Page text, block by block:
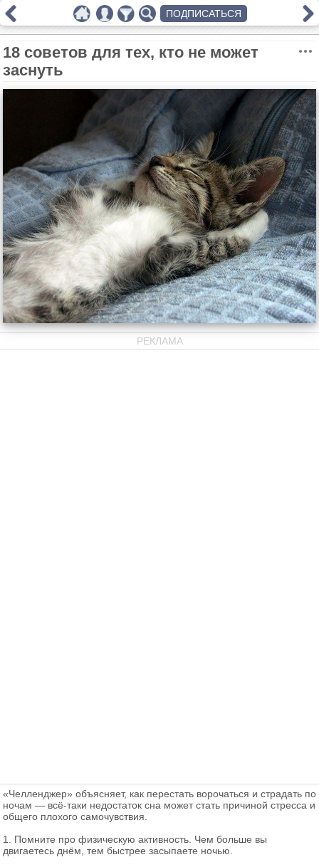
18 советов для тех, кто не может
заснуть
РЕКЛАМА
«Челленджер» объясняет, как перестать ворочаться и страдать по
ночам — всё-таки недостаток сна может стать причиной стресса и
общего плохого самочувствия.
1. Помните про физическую активность. Чем больше вы
двигаетесь днём, тем быстрее засыпаете ночью.
ПОДПИСАТЬСЯ